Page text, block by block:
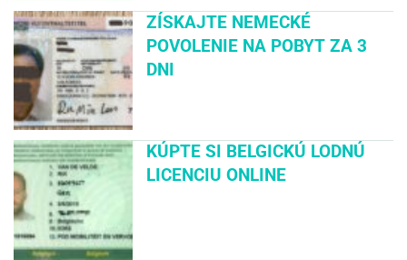
ZÍSKAJTE NEMECKÉ
POVOLENIE NA POBYT ZA 3
DNI
KÚPTE SI BELGICKÚ LODNÚ
LICENCIU ONLINE